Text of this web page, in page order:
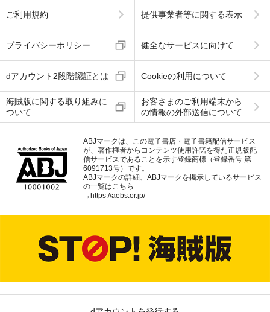
ご利用規約 提供事業者等に関する表示
プライバシーポリシー 健全なサービスに向けて
dアカウント2段階認証とは Cookieの利用について
海賊版に関する取り組みに
ついて
お客さまのご利用端末から
の情報の外部送信について
ABJマークは、この電子書店・電子書籍配信サービス
が、著作権者からコンテンツ使用許諾を得た正規版配
信サービスであることを示す登録商標（登録番号 第
6091713号）です。
ABJマークの詳細、ABJマークを掲示しているサービス
の一覧はこちら
→ https://aebs.or.jp/